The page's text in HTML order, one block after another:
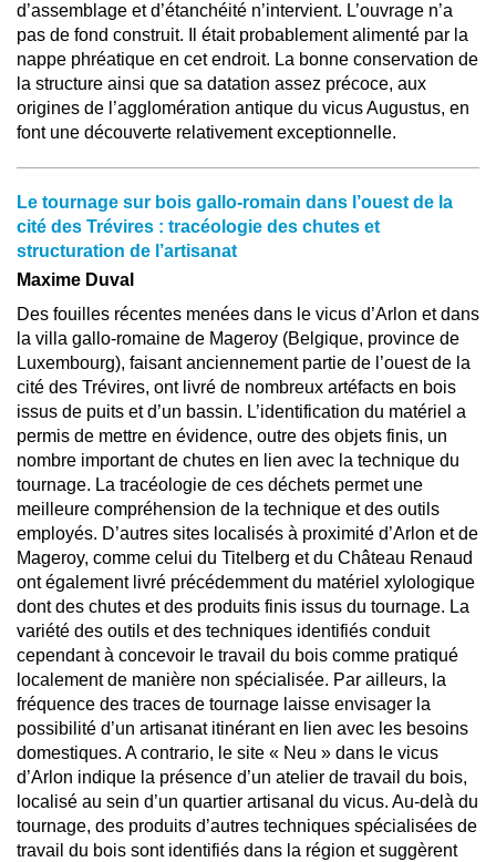
d’assemblage et d’étanchéité n’intervient. L’ouvrage n’a
pas de fond construit. Il était probablement alimenté par la
nappe phréatique en cet endroit. La bonne conservation de
la structure ainsi que sa datation assez précoce, aux
origines de l’agglomération antique du vicus Augustus, en
font une découverte relativement exceptionnelle.
Le tournage sur bois gallo-romain dans l’ouest de la
cité des Trévires : tracéologie des chutes et
structuration de l’artisanat
Maxime Duval
Des fouilles récentes menées dans le vicus d’Arlon et dans
la villa gallo-romaine de Mageroy (Belgique, province de
Luxembourg), faisant anciennement partie de l’ouest de la
cité des Trévires, ont livré de nombreux artéfacts en bois
issus de puits et d’un bassin. L’identification du matériel a
permis de mettre en évidence, outre des objets finis, un
nombre important de chutes en lien avec la technique du
tournage. La tracéologie de ces déchets permet une
meilleure compréhension de la technique et des outils
employés. D’autres sites localisés à proximité d’Arlon et de
Mageroy, comme celui du Titelberg et du Château Renaud
ont également livré précédemment du matériel xylologique
dont des chutes et des produits finis issus du tournage. La
variété des outils et des techniques identifiés conduit
cependant à concevoir le travail du bois comme pratiqué
localement de manière non spécialisée. Par ailleurs, la
fréquence des traces de tournage laisse envisager la
possibilité d’un artisanat itinérant en lien avec les besoins
domestiques. A contrario, le site « Neu » dans le vicus
d’Arlon indique la présence d’un atelier de travail du bois,
localisé au sein d’un quartier artisanal du vicus. Au-delà du
tournage, des produits d’autres techniques spécialisées de
travail du bois sont identifiés dans la région et suggèrent